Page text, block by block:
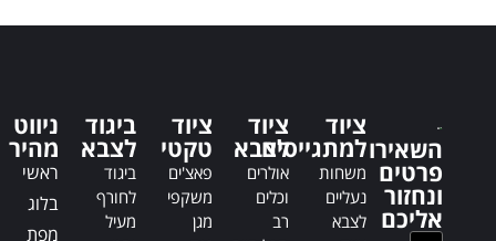
t
i
v
e
t
i
השאירו
פרטים
ונחזור
אליכם
ציוד
למתגייסים
משחות
נעליים
לצבא
ציוד
לצבא
אולרים
וכלים
רב
ציוד
טקטי
פאצ'ים
משקפי
מגן
ביגוד
לצבא
ביגוד
לחורף
מעיל
ניווט
מהיר
ראשי
בלוג
מפת